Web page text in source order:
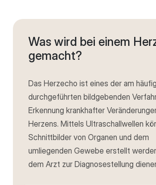
Was wird bei einem
gemacht?
Das Herzecho ist eines der am
durchgeführten bildgebenden
Erkennung krankhafter
Herzens. Mittels Ultraschallwellen
Schnittbilder von Organen und dem
umliegenden Gewebe erstellt
dem Arzt zur Diagnosestellung